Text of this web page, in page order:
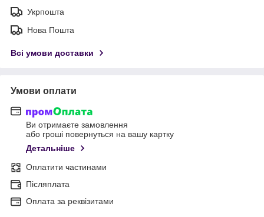
Укрпошта
Нова Пошта
Всі умови доставки
Умови оплати
Ви отримаєте замовлення
або гроші повернуться на вашу картку
Детальніше
Оплатити частинами
Післяплата
Оплата за реквізитами